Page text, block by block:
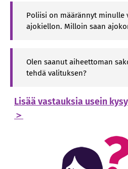
Poliisi on määrännyt minulle
ajokiellon. Milloin saan
Olen saanut aiheettoman
tehdä valituksen?
Lisää vastauksia usein
＞